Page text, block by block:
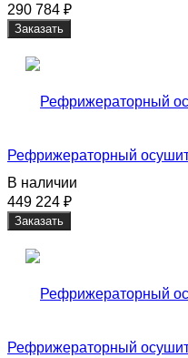
290 784 ₽
Заказать
Рефрижераторный
В наличии
449 224 ₽
Заказать
Рефрижераторный